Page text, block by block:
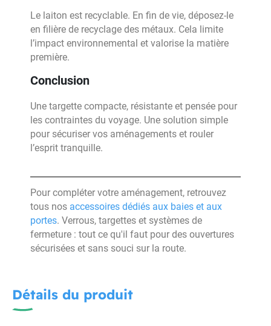
Le laiton est recyclable. En fin de vie, déposez-le
en filière de recyclage des métaux. Cela limite
l’impact environnemental et valorise la matière
première.
Conclusion
Une targette compacte, résistante et pensée pour
les contraintes du voyage. Une solution simple
pour sécuriser vos aménagements et rouler
l’esprit tranquille.
Pour compléter votre aménagement, retrouvez
tous nos accessoires dédiés aux baies et aux
portes. Verrous, targettes et systèmes de
fermeture : tout ce qu'il faut pour des ouvertures
sécurisées et sans souci sur la route.
Détails du produit